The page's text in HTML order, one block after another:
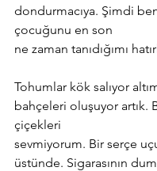
dondurmacıya. Şimdi
çocuğunu en son
ne zaman tanıdığımı
Tohumlar kök salıyor
bahçeleri oluşuyor artık.
çiçekleri
sevmiyorum. Bir serçe
üstünde. Sigarasının